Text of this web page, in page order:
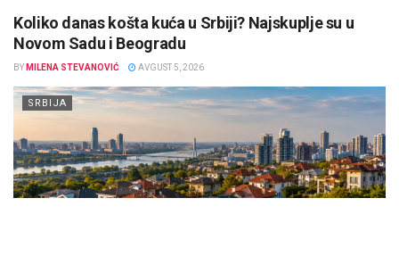
Koliko danas košta kuća u Srbiji? Najskuplje su u
Novom Sadu i Beogradu
BY MILENA STEVANOVIĆ AVGUST 5, 2026
SRBIJA